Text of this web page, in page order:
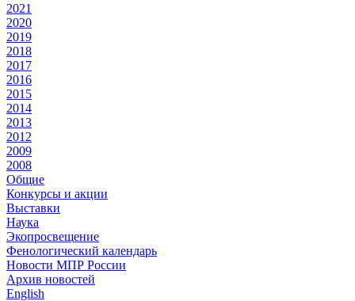
2021
2020
2019
2018
2017
2016
2015
2014
2013
2012
2009
2008
Общие
Конкурсы и акции
Выставки
Наука
Экопросвещение
Фенологический календарь
Новости МПР России
Архив новостей
English